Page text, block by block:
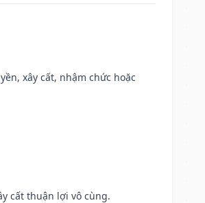
xây cất, nhậm chức hoặc
cất thuận lợi vô cùng.